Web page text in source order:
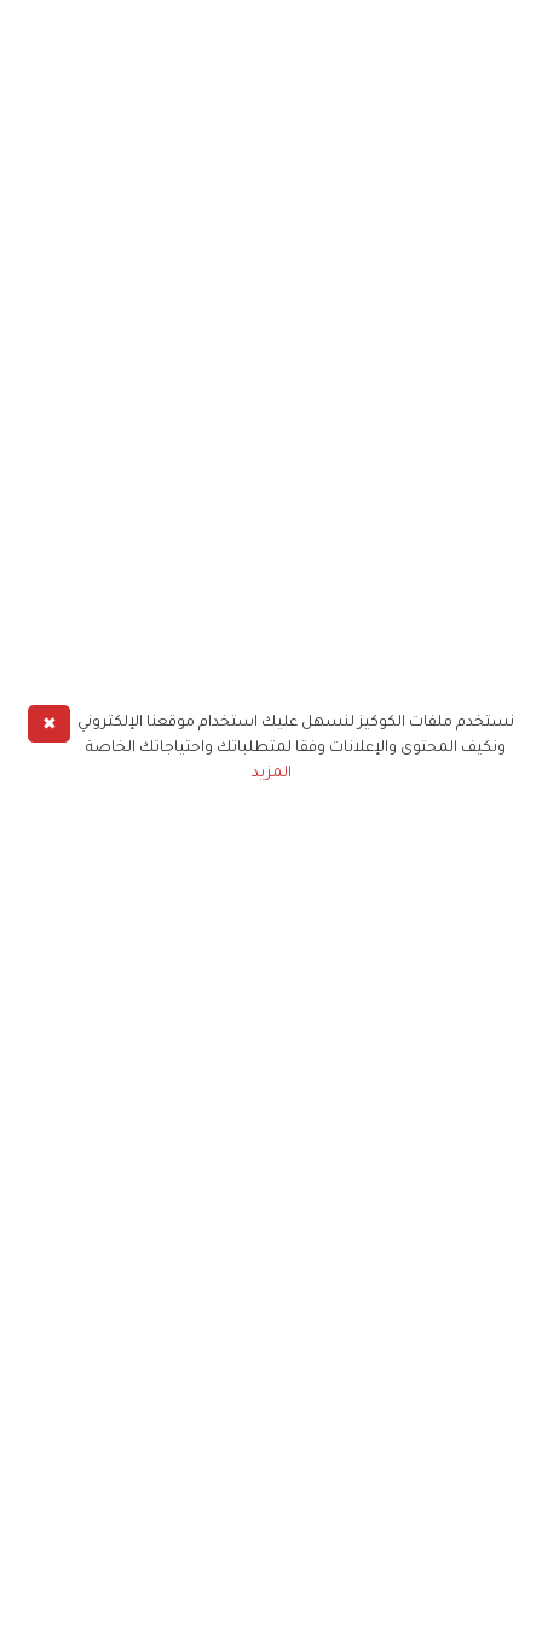
✖
نستخدم ملفات الكوكيز لنسهل عليك استخدام موقعنا الإلكتروني
ونكيف المحتوى والإعلانات وفقا لمتطلباتك واحتياجاتك الخاصة
المزيد